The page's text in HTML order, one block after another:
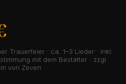
Trauerfeier · ca. 1–3 Lieder · inkl.
mit dem Bestatter · zzgl.
von Zeven